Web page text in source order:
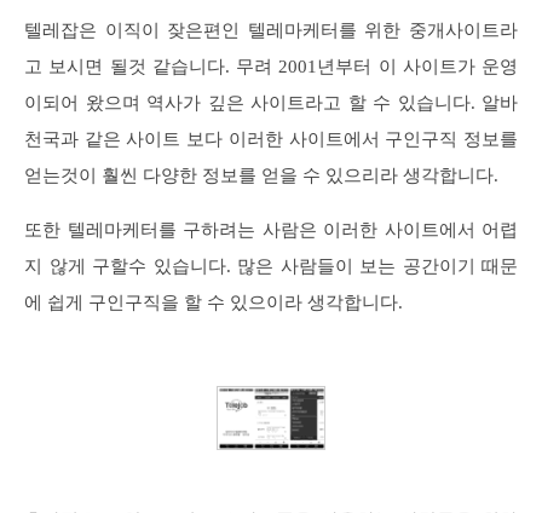
텔레잡은 이직이 잦은편인 텔레마케터를 위한 중개사이트라
고 보시면 될것 같습니다. 무려 2001년부터 이 사이트가 운영
이되어 왔으며 역사가 깊은 사이트라고 할 수 있습니다. 알바
천국과 같은 사이트 보다 이러한 사이트에서 구인구직 정보를
얻는것이 훨씬 다양한 정보를 얻을 수 있으리라 생각합니다.
또한 텔레마케터를 구하려는 사람은 이러한 사이트에서 어렵
지 않게 구할수 있습니다. 많은 사람들이 보는 공간이기 때문
에 쉽게 구인구직을 할 수 있으이라 생각합니다.